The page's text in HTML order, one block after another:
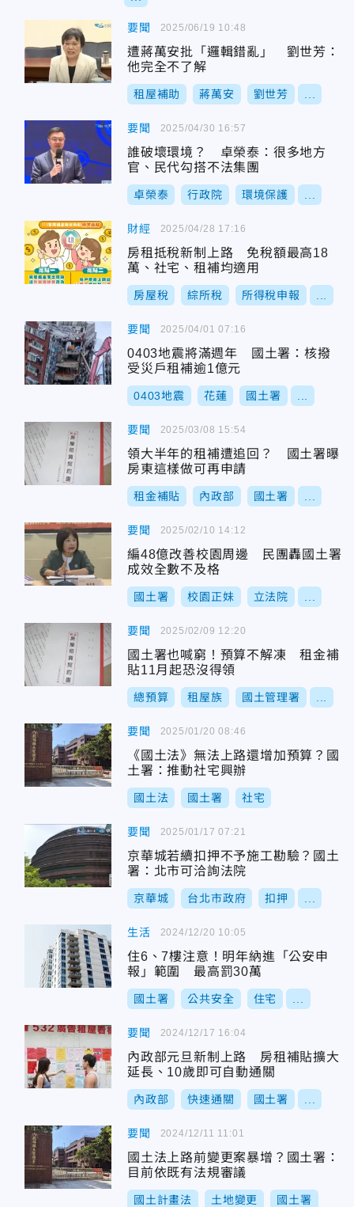
要聞
遭蔣萬安批「邏輯錯亂」 劉世芳：
他完全不了解
租屋補助 蔣萬安 劉世芳
2025/06/19 10:48
要聞
誰破壞環境？ 卓榮泰：很多地方
官、民代勾搭不法集團
卓榮泰 行政院 環境保護
2025/04/30 16:57
財經
房租抵稅新制上路 免稅額最高18
萬、社宅、租補均適用
房屋稅 綜所稅 所得稅申報
2025/04/28 17:16
要聞
0403地震將滿週年 國土署：核撥
受災戶租補逾1億元
0403地震 花蓮 國土署
2025/04/01 07:16
要聞
領大半年的租補遭追回？ 國土署曝
房東這樣做可再申請
租金補貼 內政部 國土署
2025/03/08 15:54
要聞
編48億改善校園周邊 民團轟國土署
成效全數不及格
國土署 校園正妹 立法院
2025/02/10 14:12
要聞
國土署也喊窮！預算不解凍 租金補
貼11月起恐沒得領
總預算 租屋族 國土管理署
2025/02/09 12:20
要聞
《國土法》無法上路還增加預算？國
土署：推動社宅興辦
國土法 國土署 社宅
2025/01/20 08:46
要聞
京華城若續扣押不予施工勘驗？國土
署：北市可洽詢法院
京華城 台北市政府 扣押
2025/01/17 07:21
生活
住6、7樓注意！明年納進「公安申
報」範圍 最高罰30萬
國土署 公共安全 住宅
2024/12/20 10:05
要聞
內政部元旦新制上路 房租補貼擴大
延長、10歲即可自動通關
內政部 快速通關 國土署
2024/12/17 16:04
要聞
國土法上路前變更案暴增？國土署：
目前依既有法規審議
國土計畫法 土地變更 國土署
2024/12/11 11:01